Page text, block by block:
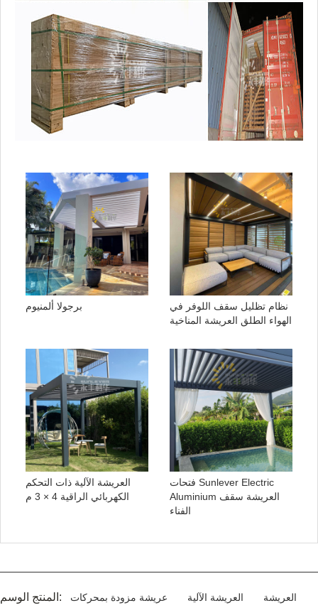
برجولا ألمنيوم
نظام تظليل سقف اللوفر في
الهواء الطلق العريشة المناخية
العريشة الآلية ذات التحكم
الكهربائي الراقية 4 × 3 م
فتحات Sunlever Electric
Aluminium العريشة سقف
الفناء
المنتج الوسم: عريشة مزودة بمحركات العريشة الآلية
العريشة